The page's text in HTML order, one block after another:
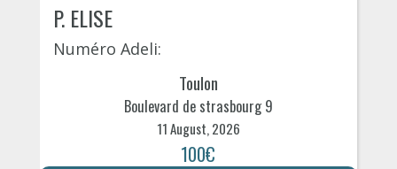
P. ELISE
Numéro Adeli:
Toulon
Boulevard de strasbourg 9
11 August, 2026
100€